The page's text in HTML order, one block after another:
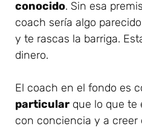
conocido. Sin esa
coach sería algo
y te rascas la barriga.
dinero.
El coach en el fondo es
particular que lo que te
con conciencia y a creer